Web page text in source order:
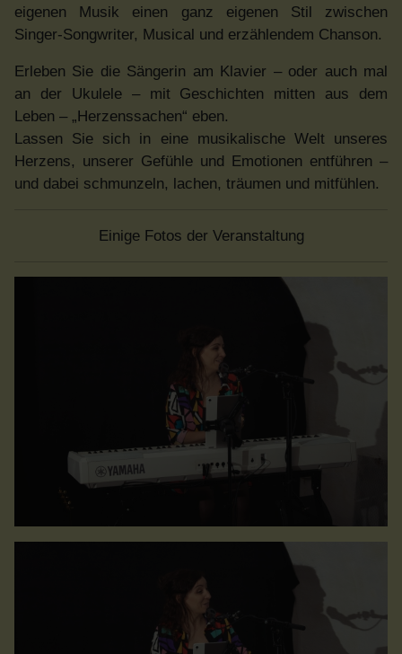
eigenen Musik einen ganz eigenen Stil zwischen
Singer-Songwriter, Musical und erzählendem Chanson.
Erleben Sie die Sängerin am Klavier – oder auch mal
an der Ukulele – mit Geschichten mitten aus dem
Leben – „Herzenssachen“ eben.
Lassen Sie sich in eine musikalische Welt unseres
Herzens, unserer Gefühle und Emotionen entführen –
und dabei schmunzeln, lachen, träumen und mitfühlen.
Einige Fotos der Veranstaltung